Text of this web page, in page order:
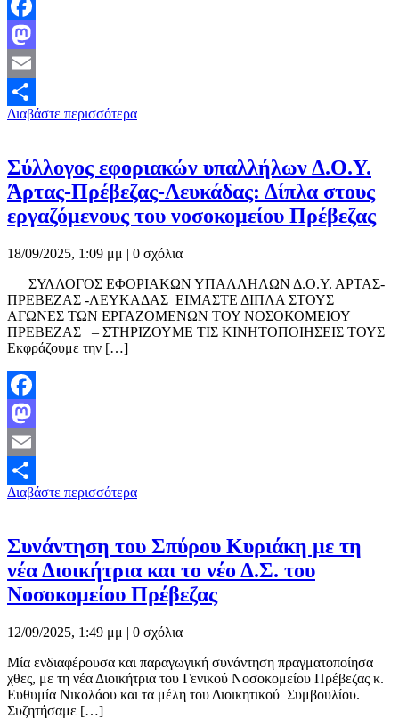
Facebook
Mastodon
Email
Μοιραστείτε
Διαβάστε περισσότερα
Σύλλογος εφοριακών υπαλλήλων Δ.Ο.Υ.
Άρτας-Πρέβεζας-Λευκάδας: Δίπλα στους
εργαζόμενους του νοσοκομείου Πρέβεζας
18/09/2025, 1:09 μμ | 0 σχόλια
ΣΥΛΛΟΓΟΣ ΕΦΟΡΙΑΚΩΝ ΥΠΑΛΛΗΛΩΝ Δ.Ο.Υ. ΑΡΤΑΣ-
ΠΡΕΒΕΖΑΣ -ΛΕΥΚΑΔΑΣ ΕΙΜΑΣΤΕ ΔΙΠΛΑ ΣΤΟΥΣ
ΑΓΩΝΕΣ ΤΩΝ ΕΡΓΑΖΟΜΕΝΩΝ ΤΟΥ ΝΟΣΟΚΟΜΕΙΟΥ
ΠΡΕΒΕΖΑΣ – ΣΤΗΡΙΖΟΥΜΕ ΤΙΣ ΚΙΝΗΤΟΠΟΙΗΣΕΙΣ ΤΟΥΣ
Εκφράζουμε την […]
Facebook
Mastodon
Email
Μοιραστείτε
Διαβάστε περισσότερα
Συνάντηση του Σπύρου Κυριάκη με τη
νέα Διοικήτρια και το νέο Δ.Σ. του
Νοσοκομείου Πρέβεζας
12/09/2025, 1:49 μμ | 0 σχόλια
Μία ενδιαφέρουσα και παραγωγική συνάντηση πραγματοποίησα
χθες, με τη νέα Διοικήτρια του Γενικού Νοσοκομείου Πρέβεζας κ.
Ευθυμία Νικολάου και τα μέλη του Διοικητικού Συμβουλίου.
Συζητήσαμε […]